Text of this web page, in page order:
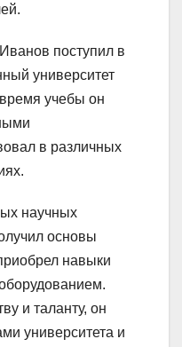
поступил в
университет
учебы он
в различных
научных
основы
навыки
и таланту, он
университета и